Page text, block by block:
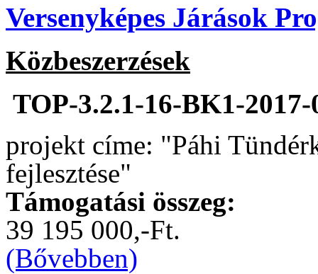
Versenyképes Járások
Közbeszerzések
TOP-3.2.1-16-BK1-2017-
projekt címe: "Páhi
fejlesztése"
Támogatási összeg:
39 195 000,-Ft.
(Bővebben)